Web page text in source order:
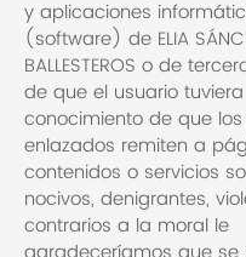
y aplicaciones
(software) de ELIA
BALLESTEROS o de
de que el usuario tuviera
conocimiento de que los
enlazados remiten a
contenidos o servicios
nocivos, denigrantes,
contrarios a la moral le